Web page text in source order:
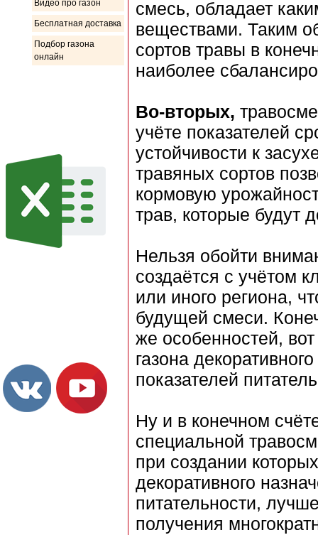
Видео про газон
Бесплатная доставка
Подбор газона
онлайн
смесь, обладает
веществами. Таким
сортов травы в
наиболее
Во-вторых,
учёте показателей
устойчивости к
травяных сортов
кормовую
трав, которые будут
Нельзя обойти
создаётся с учётом
или иного региона,
будущей смеси.
же особенностей,
газона
показателей
Ну и в конечном
специальной
при создании
декоративного
питательности,
получения